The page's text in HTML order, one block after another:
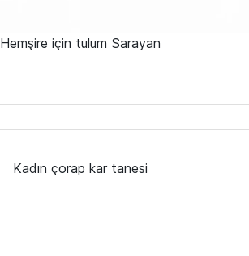
Hemşire için tulum Sarayan
Kadın çorap kar tanesi